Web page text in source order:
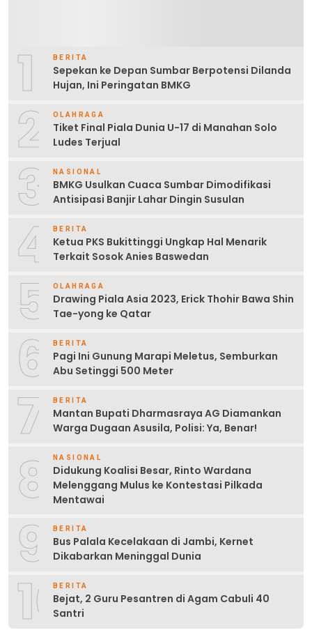
1 BERITA
Sepekan ke Depan Sumbar Berpotensi Dilanda
Hujan, Ini Peringatan BMKG
2 OLAHRAGA
Tiket Final Piala Dunia U-17 di Manahan Solo
Ludes Terjual
3 NASIONAL
BMKG Usulkan Cuaca Sumbar Dimodifikasi
Antisipasi Banjir Lahar Dingin Susulan
4 BERITA
Ketua PKS Bukittinggi Ungkap Hal Menarik
Terkait Sosok Anies Baswedan
5 OLAHRAGA
Drawing Piala Asia 2023, Erick Thohir Bawa Shin
Tae-yong ke Qatar
6 BERITA
Pagi Ini Gunung Marapi Meletus, Semburkan
Abu Setinggi 500 Meter
7 BERITA
Mantan Bupati Dharmasraya AG Diamankan
Warga Dugaan Asusila, Polisi: Ya, Benar!
8 NASIONAL
Didukung Koalisi Besar, Rinto Wardana
Melenggang Mulus ke Kontestasi Pilkada
Mentawai
9 BERITA
Bus Palala Kecelakaan di Jambi, Kernet
Dikabarkan Meninggal Dunia
10BERITA
Bejat, 2 Guru Pesantren di Agam Cabuli 40
Santri